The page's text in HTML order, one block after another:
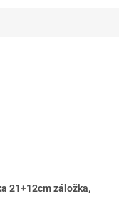
21+12cm záložka,